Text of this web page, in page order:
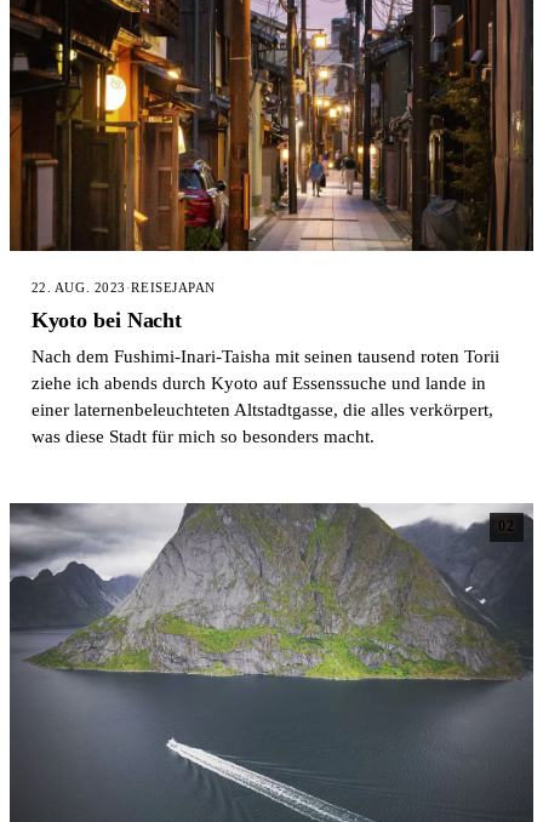
22. AUG. 2023 ·REISEJAPAN
Kyoto bei Nacht
Nach dem Fushimi-Inari-Taisha mit seinen tausend roten Torii
ziehe ich abends durch Kyoto auf Essenssuche und lande in
einer laternenbeleuchteten Altstadtgasse, die alles verkörpert,
was diese Stadt für mich so besonders macht.
02